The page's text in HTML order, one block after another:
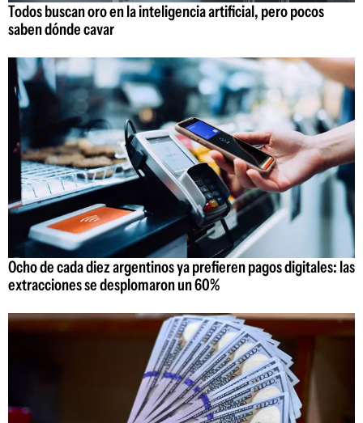
Todos buscan oro en la inteligencia artificial, pero pocos
saben dónde cavar
Ocho de cada diez argentinos ya prefieren pagos digitales: las
extracciones se desplomaron un 60%